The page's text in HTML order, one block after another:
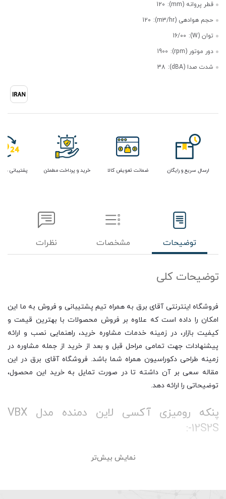
قطر پروانه (mm):
120
حجم هوادهی (m3/hr):
120
توان (W):
16/00
دور موتور (rpm):
1900
شدت صدا (dBA):
38
ارسال سریع و رایگان ضمانت تعویض کالا خرید و پرداخت مطمئن پشتیبانی
توضیحات مشخصات نظرات
توضیحات کلی
فروشگاه اینترنتی آقای برق به همراه تیم پشتیبانی و فروش به ما این
امکان را داده است که علاوه بر فروش محصولات با بهترین قیمت و
کیفیت بازار، در زمینه خدمات مشاوره خرید، راهنمایی نصب و ارائه
پیشنهادات جهت تمامی مراحل قبل و بعد از خرید از جمله مشاوره در
زمینه طراحی دکوراسیون همراه شما باشد. فروشگاه آقای برق در این
مقاله سعی بر آن داشته تا در صورت تمایل به خرید این محصول،
توضیحاتی را ارائه دهد.
پنکه رومیزی آکسی لاین دمنده مدل VBX
-12S2S:
هواکش خانگی دمنده 12 سانت مدل آکسی لاین یکی از سری هواکش
نمایش بیش‌تر